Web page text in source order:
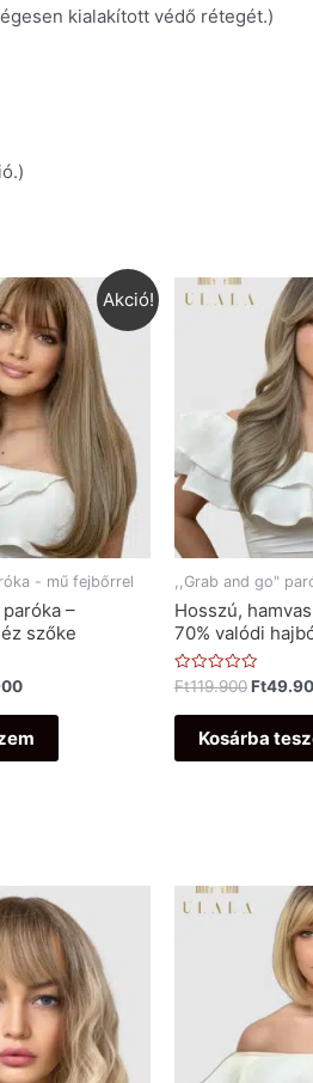
kialakított védő rétegét.)
Akció!
- mű fejbőrrel
–
szőke
,,Grab and go"
Hosszú,
70% valódi
Értékelés:
/
Ft119.900Ft
Kosárba